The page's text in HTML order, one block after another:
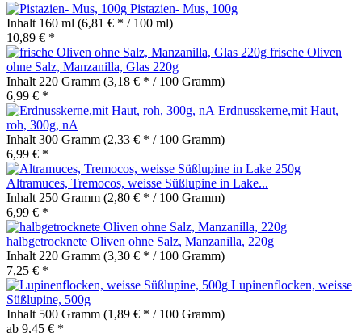
Pistazien- Mus, 100g
Inhalt 160 ml (6,81 € * / 100 ml)
10,89 € *
frische Oliven
ohne Salz, Manzanilla, Glas 220g
Inhalt 220 Gramm (3,18 € * / 100 Gramm)
6,99 € *
Erdnusskerne,mit Haut,
roh, 300g, nA
Inhalt 300 Gramm (2,33 € * / 100 Gramm)
6,99 € *
Altramuces, Tremocos, weisse Süßlupine in Lake...
Inhalt 250 Gramm (2,80 € * / 100 Gramm)
6,99 € *
halbgetrocknete Oliven ohne Salz, Manzanilla, 220g
Inhalt 220 Gramm (3,30 € * / 100 Gramm)
7,25 € *
Lupinenflocken, weisse
Süßlupine, 500g
Inhalt 500 Gramm (1,89 € * / 100 Gramm)
ab 9,45 € *